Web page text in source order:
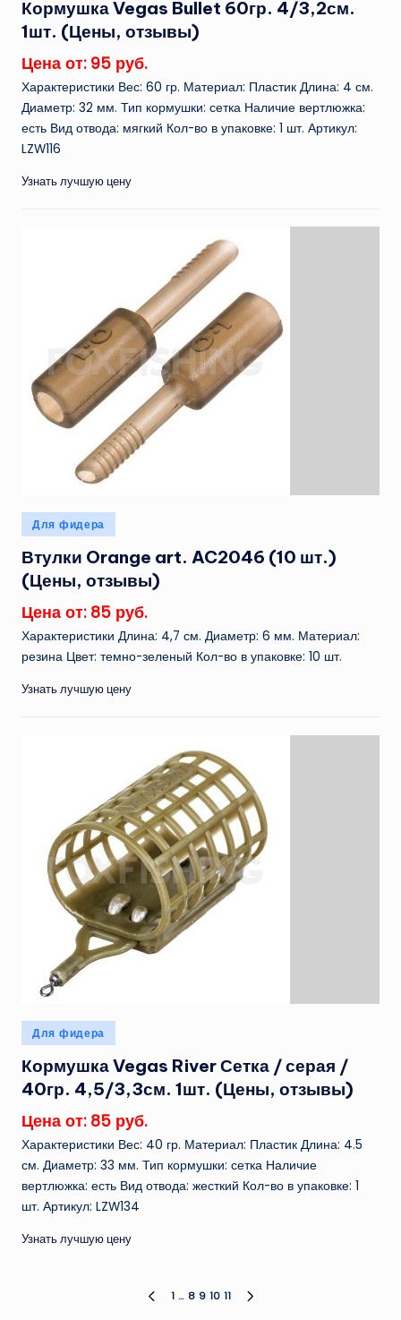
Кормушка Vegas Bullet 60гр. 4/3,2см.
1шт. (Цены, отзывы)
Цена от: 95 руб.
Характеристики Вес: 60 гр. Материал: Пластик Длина: 4 см.
Диаметр: 32 мм. Тип кормушки: сетка Наличие вертлюжка:
есть Вид отвода: мягкий Кол-во в упаковке: 1 шт. Артикул:
LZW116
Узнать лучшую цену
Опубликовано
в
Для фидера
Втулки Orange art. AC2046 (10 шт.)
(Цены, отзывы)
Цена от: 85 руб.
Характеристики Длина: 4,7 см. Диаметр: 6 мм. Материал:
резина Цвет: темно-зеленый Кол-во в упаковке: 10 шт.
Узнать лучшую цену
Опубликовано
в
Для фидера
Кормушка Vegas River Сетка / серая /
40гр. 4,5/3,3см. 1шт. (Цены, отзывы)
Цена от: 85 руб.
Характеристики Вес: 40 гр. Материал: Пластик Длина: 4.5
см. Диаметр: 33 мм. Тип кормушки: сетка Наличие
вертлюжка: есть Вид отвода: жесткий Кол-во в упаковке: 1
шт. Артикул: LZW134
Узнать лучшую цену
ПагинацияПРЕД.
1 … 8 9 10 11